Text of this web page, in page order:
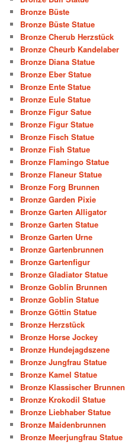
Bronze Büste
Bronze Büste Statue
Bronze Cherub Herzstück
Bronze Cheurb Kandelaber
Bronze Diana Statue
Bronze Eber Statue
Bronze Ente Statue
Bronze Eule Statue
Bronze Figur Satue
Bronze Figur Statue
Bronze Fisch Statue
Bronze Fish Statue
Bronze Flamingo Statue
Bronze Flaneur Statue
Bronze Forg Brunnen
Bronze Garden Pixie
Bronze Garten Alligator
Bronze Garten Statue
Bronze Garten Urne
Bronze Gartenbrunnen
Bronze Gartenfigur
Bronze Gladiator Statue
Bronze Goblin Brunnen
Bronze Goblin Statue
Bronze Göttin Statue
Bronze Herzstück
Bronze Horse Jockey
Bronze Hundejagdszene
Bronze Jungfrau Statue
Bronze Kamel Statue
Bronze Klassischer Brunnen
Bronze Krokodil Statue
Bronze Liebhaber Statue
Bronze Maidenbrunnen
Bronze Meerjungfrau Statue